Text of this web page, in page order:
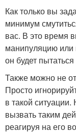
Как только вы
минимум
вас. В это время
манипуляцию или
он будет
Также можно не
Просто
в такой
вызвать таким
реагируя на его